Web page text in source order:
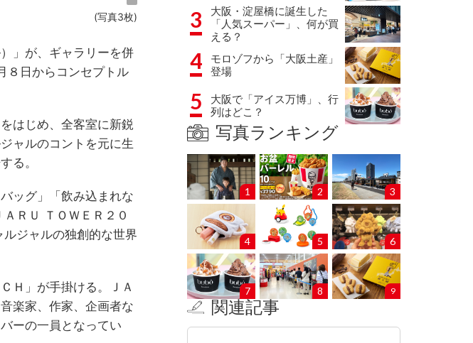
(写真3枚)
」が、ギャラリーを併
８日からコンセプトル
はじめ、全客室に新鋭
ャルのコントを元に生
る。
ッグ」「飲み込まれな
ＲＵ ＴＯＷＥＲ２０
ジャルの独創的な世界
Ｈ」が手掛ける。ＪＡ
楽家、作家、企画者な
ーの一員となってい
3
大阪・淀屋橋に誕生した
「人気スーパー」、何が買
える？
4
モロゾフから「大阪土産」
登場
5
大阪で「アイス万博」、行
列はどこ？
写真ランキング
1 2 3
4 5 6
7 8 9
関連記事